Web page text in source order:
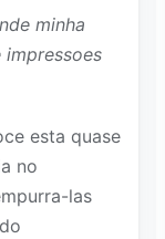
minha
esta quase
no
las